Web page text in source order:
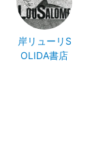
岸リューリS
OLIDA書店